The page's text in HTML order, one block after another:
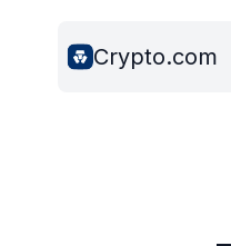
Crypto.com